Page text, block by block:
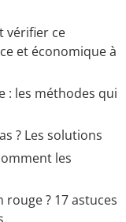
vérifier ce
et économique à
: les méthodes qui
? Les solutions
les
? 17 astuces